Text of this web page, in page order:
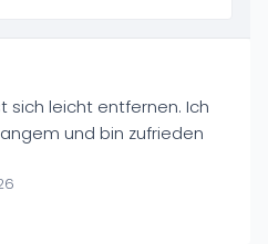
sich leicht entfernen. Ich
und bin zufrieden